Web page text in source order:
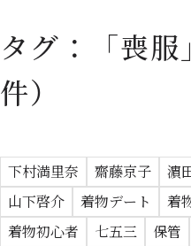
タグ：「喪服
件）
下村満里奈 齋藤京子 濵
山下啓介
着物デート 着
着物初心者
七五三 保管